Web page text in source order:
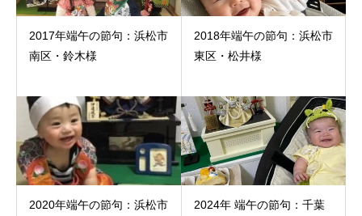
2017年端午の節句：浜松市
南区・鈴木様
2018年端午の節句：浜松市
東区・松井様
2020年端午の節句：浜松市
2024年 端午の節句：千葉